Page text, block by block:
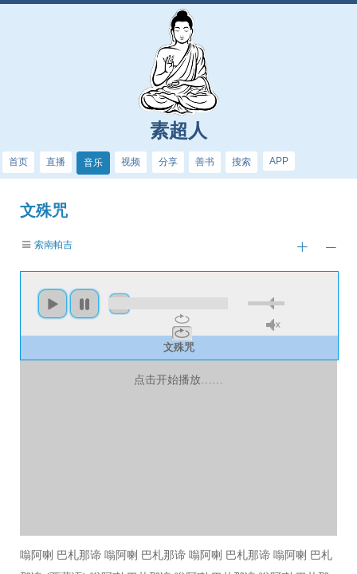
素超人
首页 直播 音乐 视频 分享 善书 搜索 APP
文殊咒
索南帕吉
文殊咒
点击开始播放……
嗡阿喇 巴札那谛 嗡阿喇 巴札那谛 嗡阿喇 巴札那谛 嗡阿喇 巴札